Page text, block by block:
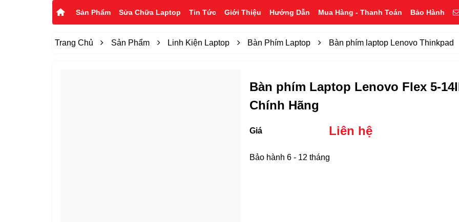
Sản Phẩm Sửa Chữa Laptop Tin Tức Giới Thiệu Hướng Dẫn Mua Hàng - Thanh Toán Bảo Hành
Trang Chủ Sản Phẩm Linh Kiện Laptop Bàn Phím Laptop Bàn phím laptop Lenovo Thinkpad
Bàn phím Laptop Lenovo Flex 5-
Chính Hãng
Giá Liên hệ
Bảo hành 6 - 12 tháng